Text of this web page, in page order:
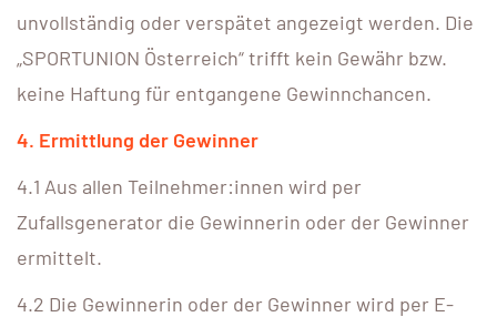
unvollständig oder verspätet angezeigt werden. Die
„SPORTUNION Österreich“ trifft kein Gewähr bzw.
keine Haftung für entgangene Gewinnchancen.
4. Ermittlung der Gewinner
4.1 Aus allen Teilnehmer:innen wird per
Zufallsgenerator die Gewinnerin oder der Gewinner
ermittelt.
4.2 Die Gewinnerin oder der Gewinner wird per E-